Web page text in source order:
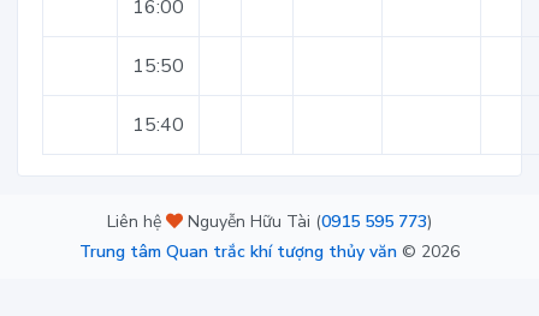
16:00
15:50
15:40
Liên hệ Nguyễn Hữu Tài (0915 595 773)
Trung tâm Quan trắc khí tượng thủy văn © 2026